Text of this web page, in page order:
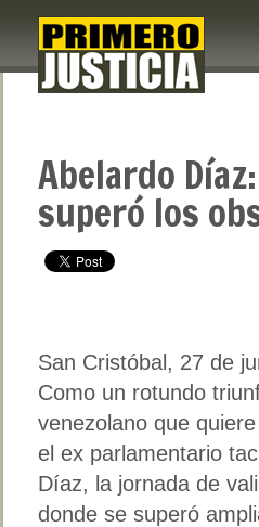
Abelardo
superó los
San Cristóbal, 27 de
Como un rotundo
venezolano que
el ex parlamentario
Díaz, la jornada de
donde se superó